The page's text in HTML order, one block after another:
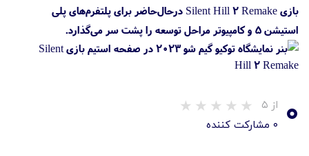
بازی Silent Hill 2 Remake درحال‌حاضر برای پلتفرم‌های پلی
استیشن 5 و کامپیوتر مراحل توسعه را پشت سر می‌گذارد.
۰ از ۵
۰ مشارکت کننده